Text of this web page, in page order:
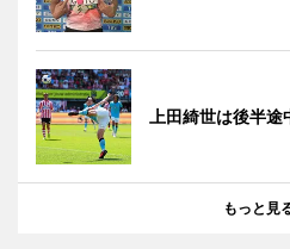
上田綺世は後半
もっと見